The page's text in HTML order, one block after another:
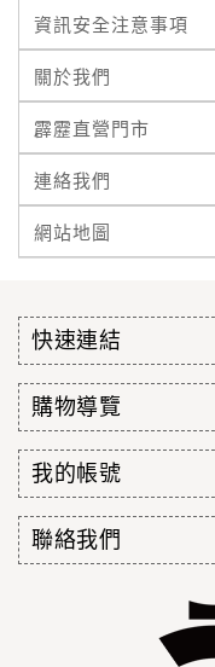
資訊安全注意事項
關於我們
霹靂直營門市
連絡我們
網站地圖
快速連結
購物導覽
我的帳號
聯絡我們